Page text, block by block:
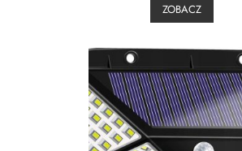
u
f
ZOBACZ